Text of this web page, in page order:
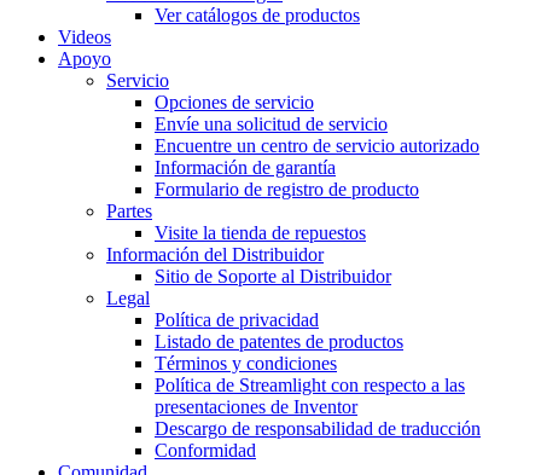
Ver catálogos de productos
Videos
Apoyo
Servicio
Opciones de servicio
Envíe una solicitud de servicio
Encuentre un centro de servicio autorizado
Información de garantía
Formulario de registro de producto
Partes
Visite la tienda de repuestos
Información del Distribuidor
Sitio de Soporte al Distribuidor
Legal
Política de privacidad
Listado de patentes de productos
Términos y condiciones
Política de Streamlight con respecto a las
presentaciones de Inventor
Descargo de responsabilidad de traducción
Conformidad